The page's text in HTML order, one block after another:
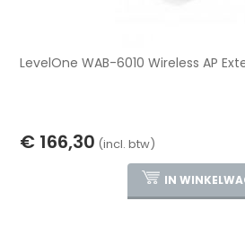
LevelOne WAB-6010 Wireless AP
€ 166,30 (incl. btw)
IN